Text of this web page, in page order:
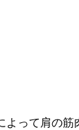
って肩の